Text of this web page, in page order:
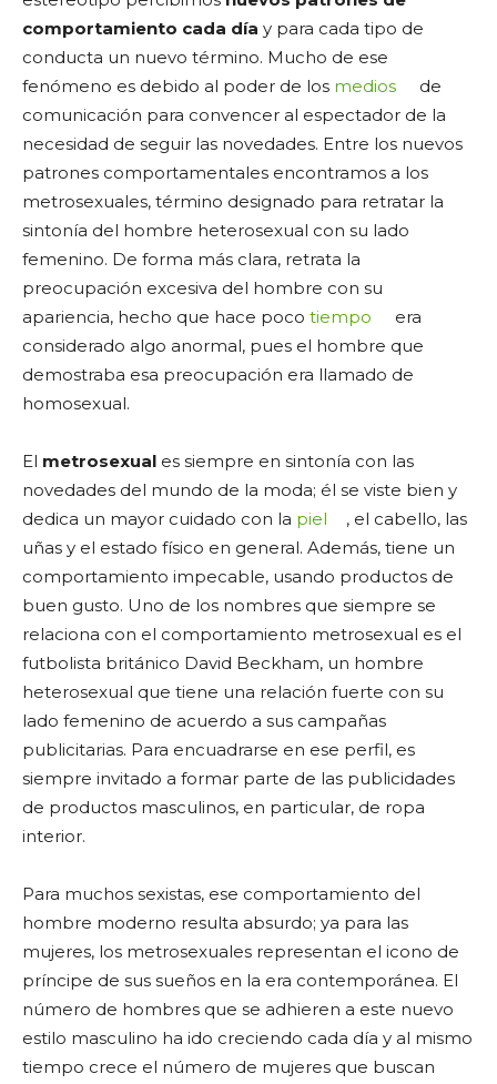
comportamiento cada día y para cada tipo de
conducta un nuevo término. Mucho de ese
fenómeno es debido al poder de los medios
de
comunicación para convencer al espectador de la
necesidad de seguir las novedades. Entre los nuevos
patrones comportamentales encontramos a los
metrosexuales, término designado para retratar la
sintonía del hombre heterosexual con su lado
femenino. De forma más clara, retrata la
preocupación excesiva del hombre con su
apariencia, hecho que hace poco tiempo
era
considerado algo anormal, pues el hombre que
demostraba esa preocupación era llamado de
homosexual.
El metrosexual es siempre en sintonía con las
novedades del mundo de la moda; él se viste bien y
dedica un mayor cuidado con la piel
, el cabello, las
uñas y el estado físico en general. Además, tiene un
comportamiento impecable, usando productos de
buen gusto. Uno de los nombres que siempre se
relaciona con el comportamiento metrosexual es el
futbolista británico David Beckham, un hombre
heterosexual que tiene una relación fuerte con su
lado femenino de acuerdo a sus campañas
publicitarias. Para encuadrarse en ese perfil, es
siempre invitado a formar parte de las publicidades
de productos masculinos, en particular, de ropa
interior.
Para muchos sexistas, ese comportamiento del
hombre moderno resulta absurdo; ya para las
mujeres, los metrosexuales representan el icono de
príncipe de sus sueños en la era contemporánea. El
número de hombres que se adhieren a este nuevo
estilo masculino ha ido creciendo cada día y al mismo
tiempo crece el número de mujeres que buscan